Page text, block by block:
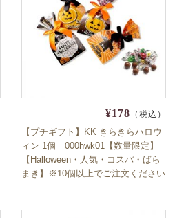
¥178 （税込）
【プチギフト】KK きらきらハロウ
ィン 1個 000hwk01【数量限定】
【Halloween・人気・コスパ・ばら
まき】※10個以上でご注文ください